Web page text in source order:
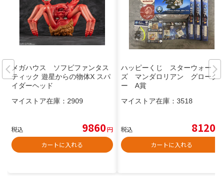
メガハウス ソフビファンタス
ティック 遊星からの物体X スパ
イダーヘッド
マイストア在庫： 2909
税込 9860円
カートに入れる
ハッピーくじ スターウォー
ズ マンダロリアン グローグ
ー A賞
マイストア在庫： 3518
税込 8120
カートに入れる